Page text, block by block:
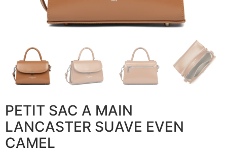
PETIT SAC A MAIN
LANCASTER SUAVE EVEN
CAMEL